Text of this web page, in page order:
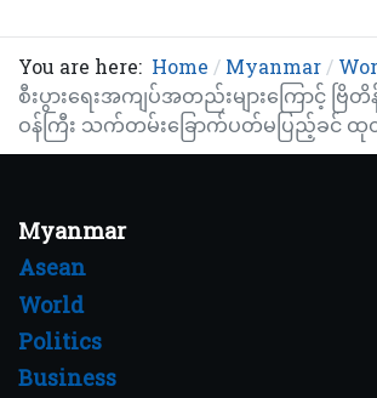
You are here: Home Myanmar
စီးပွားရေးအကျပ်အတည်းများကြောင့် ဗြိတိ
ဝန်ကြီး သက်တမ်းခြောက်ပတ်မပြည့်ခင်
Myanmar
Asean
World
Politics
Business